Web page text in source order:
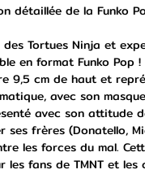
détaillée de la Funko
Tortues Ninja et
en format Funko Pop !
9,5 cm de haut et
avec son
avec son attitude
ses frères (Donatello,
les forces du mal.
les fans de TMNT et les